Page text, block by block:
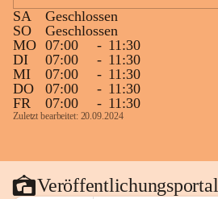
SA
Geschlossen
SO
Geschlossen
MO 07:00 - 11:30
DI
07:00 - 11:30
MI
07:00 - 11:30
DO
07:00 - 11:30
FR
07:00 - 11:30
Zuletzt bearbeitet: 20.09.2024
Veröffentlichungsportal